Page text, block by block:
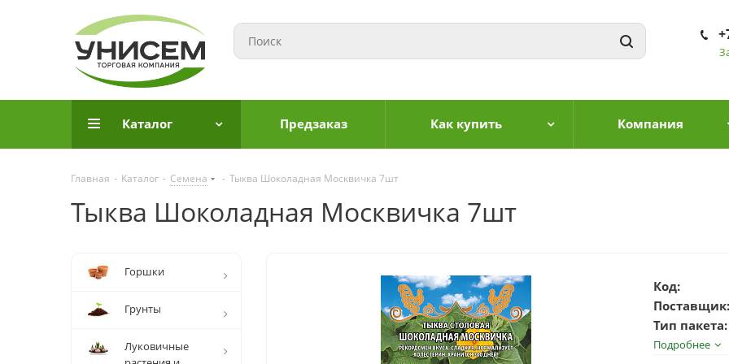
Каталог Предзаказ Как купить Компания
Главная - Каталог - Семена - Тыква Шоколадная Москвичка 7шт
Тыква Шоколадная Москвичка 7шт
Код:
Поставщик:
Тип пакета:
Подробнее
Горшки
Грунты
Луковичные